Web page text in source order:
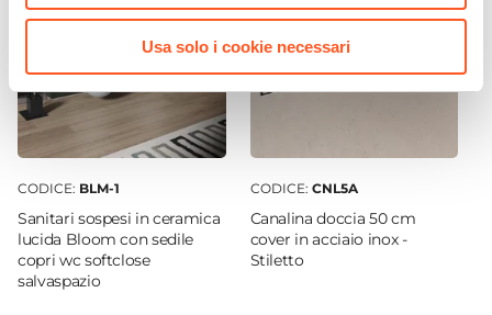
Usa solo i cookie necessari
Colore Profilo
Sgancio Rapido
Si - Pulizia Facilitata
Sistema Di Apertura
Maniglia
Colore Maniglie O Pomelli
Cromo
Chiusura
Magnetica
CODICE: BLM-1
Sanitari sospesi in ceramica
lucida Bloom con sedile
copri wc softclose
salvaspazio
CODICE: CNL5A
Canalina doccia 50 cm
cover in acciaio inox -
Stiletto